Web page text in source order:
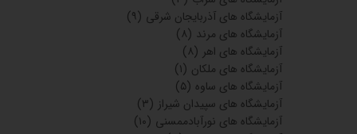
آزمایشگاه های آذربایجان شرقی (۹)
آزمایشگاه های مرند (۸)
آزمایشگاه های اهر (۸)
آزمایشگاه های ملکان (۱)
آزمایشگاه های ساوه (۵)
آزمایشگاه های سپیدان شیراز (۳)
آزمایشگاه های نورآبادممسنی (۱۰)